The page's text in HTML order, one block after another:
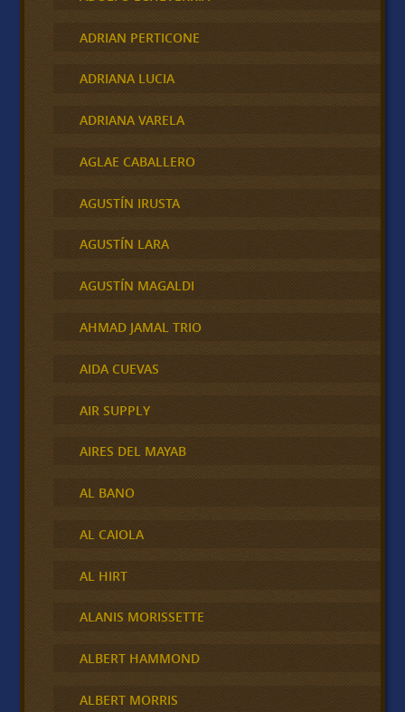
ADRIAN PERTICONE
ADRIANA LUCIA
ADRIANA VARELA
AGLAE CABALLERO
AGUSTÍN IRUSTA
AGUSTÍN LARA
AGUSTÍN MAGALDI
AHMAD JAMAL TRIO
AIDA CUEVAS
AIR SUPPLY
AIRES DEL MAYAB
AL BANO
AL CAIOLA
AL HIRT
ALANIS MORISSETTE
ALBERT HAMMOND
ALBERT MORRIS